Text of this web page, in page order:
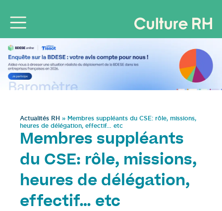
Actualités RH » Membres suppléants du CSE: rôle, missions,
heures de délégation, effectif… etc
Membres suppléants
du CSE: rôle, missions,
heures de délégation,
effectif… etc